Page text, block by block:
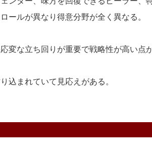
ールが異なり得意分野が全く異なる。
な立ち回りが重要で戦略性が高い点が
まれていて見応えがある。